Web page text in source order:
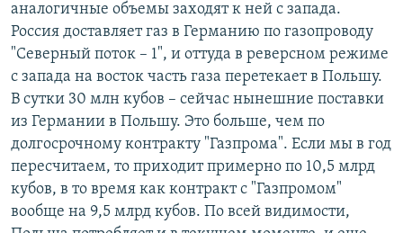
аналогичные объемы заходят к ней с запада.
Россия доставляет газ в Германию по газопроводу
"Северный поток – 1", и оттуда в реверсном режиме
с запада на восток часть газа перетекает в Польшу.
В сутки 30 млн кубов – сейчас нынешние поставки
из Германии в Польшу. Это больше, чем по
долгосрочному контракту "Газпрома". Если мы в год
пересчитаем, то приходит примерно по 10,5 млрд
кубов, в то время как контракт с "Газпромом"
вообще на 9,5 млрд кубов. По всей видимости,